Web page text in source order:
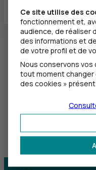
Ce site utilise des
fonctionnement et,
audience, de réaliser
des informations et
de votre profil et de
Nous conservons vos
tout moment changer
des cookies »